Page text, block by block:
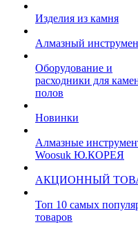
Изделия из камня
Алмазный
Оборудование и
расходники для
полов
Новинки
Алмазные
Woosuk Ю.КОРЕЯ
АКЦИОННЫЙ
Топ 10 самых
товаров